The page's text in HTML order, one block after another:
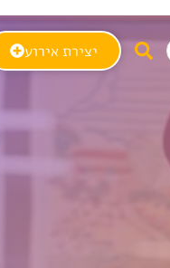
יצירת אירוע